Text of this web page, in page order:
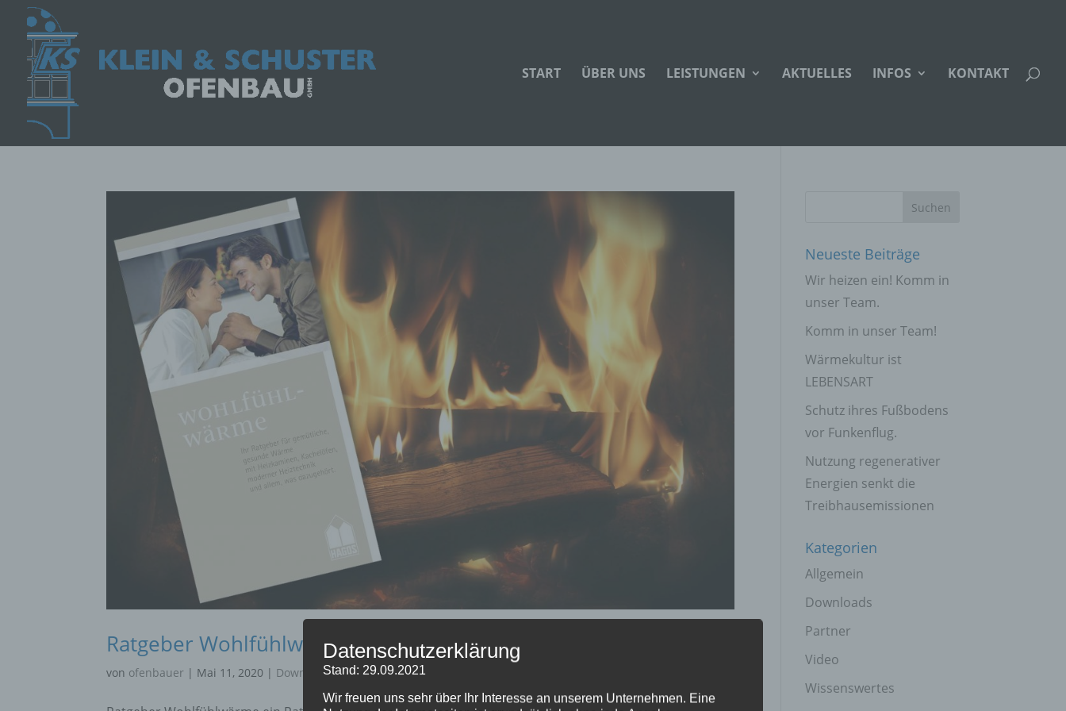
START ÜBER UNS LEISTUNGEN AKTUELLES INFOS KONTAKT
Ratgeber Wohlfühlwärme
von ofenbauer | Mai 11, 2020 | Downloads,Partner,Wissenswertes
Neueste Beiträge
Wir heizen ein! Komm in
unser Team.
Komm in unser Team!
Wärmekultur ist
LEBENSART
Schutz ihres Fußbodens
vor Funkenflug.
Nutzung regenerativer
Energien senkt die
Treibhausemissionen
Kategorien
Allgemein
Downloads
Partner
Video
Wissenswertes
Datenschutzerklärung
Stand: 29.09.2021
Wir freuen uns sehr über Ihr Interesse an unserem Unternehmen. Eine